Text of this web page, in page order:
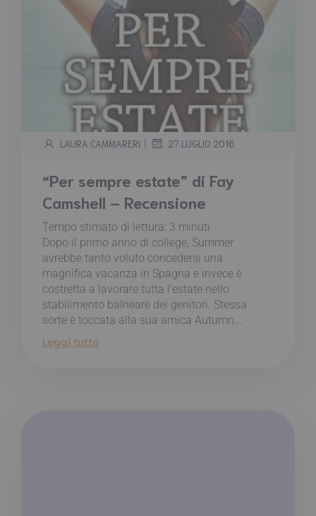
LAURA CAMMARERI | 27 LUGLIO 2016
“Per sempre estate” di Fay
Camshell – Recensione
Tempo stimato di lettura: 3 minuti
Dopo il primo anno di college, Summer
avrebbe tanto voluto concedersi una
magnifica vacanza in Spagna e invece è
costretta a lavorare tutta l'estate nello
stabilimento balneare dei genitori. Stessa
sorte è toccata alla sua amica Autumn...
Leggi tutto